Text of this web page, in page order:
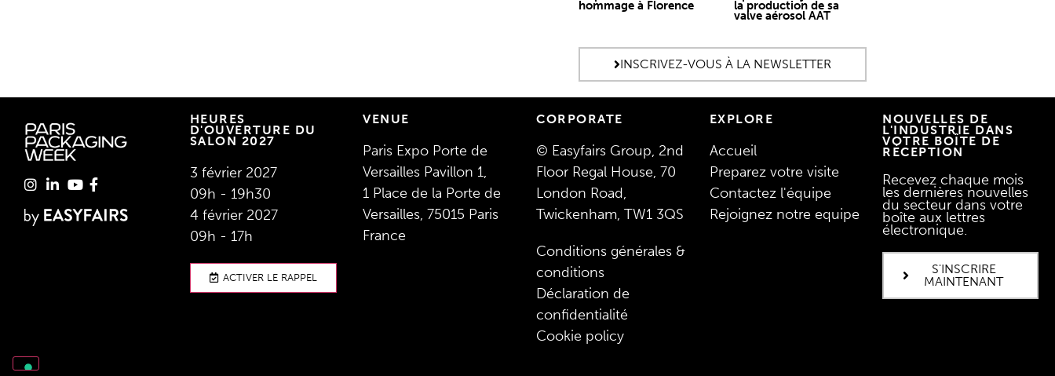
hommage à Florence la production de sa
valve aérosol AAT
INSCRIVEZ-VOUS À LA NEWSLETTER
HEURES
D'OUVERTURE DU
SALON 2027
3 février 2027
09h - 19h30
4 février 2027
09h - 17h
ACTIVER LE RAPPEL
VENUE
Paris Expo Porte de
Versailles Pavillon 1,
1 Place de la Porte de
Versailles, 75015 Paris
France
CORPORATE
© Easyfairs Group, 2nd
Floor Regal House, 70
London Road,
Twickenham, TW1 3QS
Conditions générales &
conditions
Déclaration de
confidentialité
Cookie policy
EXPLORE
Accueil
Preparez votre visite
Contactez l'équipe
Rejoignez notre equipe
NOUVELLES DE
L'INDUSTRIE DANS
VOTRE BOÎTE DE
RÉCEPTION
Recevez chaque mois
les dernières nouvelles
du secteur dans votre
boîte aux lettres
électronique.
S'INSCRIRE
MAINTENANT